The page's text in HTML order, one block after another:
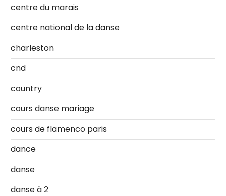
centre du marais
centre national de la danse
charleston
cnd
country
cours danse mariage
cours de flamenco paris
dance
danse
danse à 2